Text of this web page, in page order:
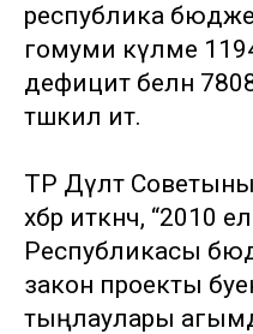
республика
гомуми күләме
дефицит белән
тәшкил итә.
ТР Дәүләт
хәбәр иткәнчә, “2010
Республикасы
закон проекты
тыңлаулары